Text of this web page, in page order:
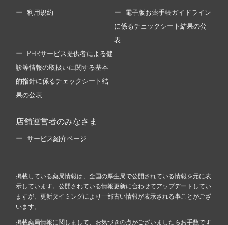
利用規約 電子版お薬手帳ガイドライン
に係るチェックシート結果の公
表
PHRサービス提供者による健
診等情報の取扱いに関する基本
的指針に係るチェックシート結
果の公表
店舗運営者のみなさま
サービス紹介ページ
掲載している薬局情報は、全国の厚生局で公開されている情報を元に表
示しています。公開されている情報更新に合わせてアップデートしてい
ますが、更新タイミングにより一部古い情報が表示される事ことがござ
います。
掲載薬局情報に関しまして、お気づきの点がございましたらお手数です